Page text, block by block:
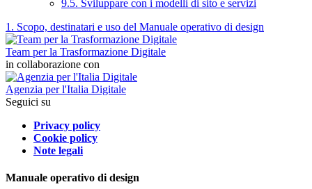
9.5. Sviluppare con i modelli di sito e servizi
1. Scopo, destinatari e uso del Manuale operativo di design
Team per la Trasformazione Digitale
in collaborazione con
Agenzia per l'Italia Digitale
Seguici su
Privacy policy
Cookie policy
Note legali
Manuale operativo di design